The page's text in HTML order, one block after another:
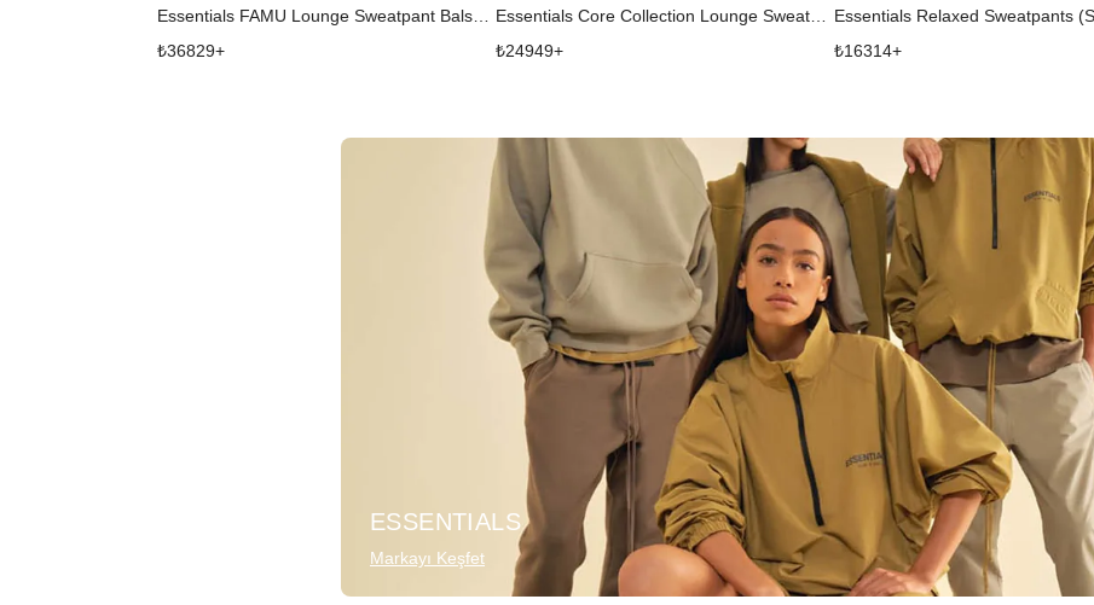
₺36829+ ₺24949+ ₺16314+
ESSENTIALS
Markayı Keşfet